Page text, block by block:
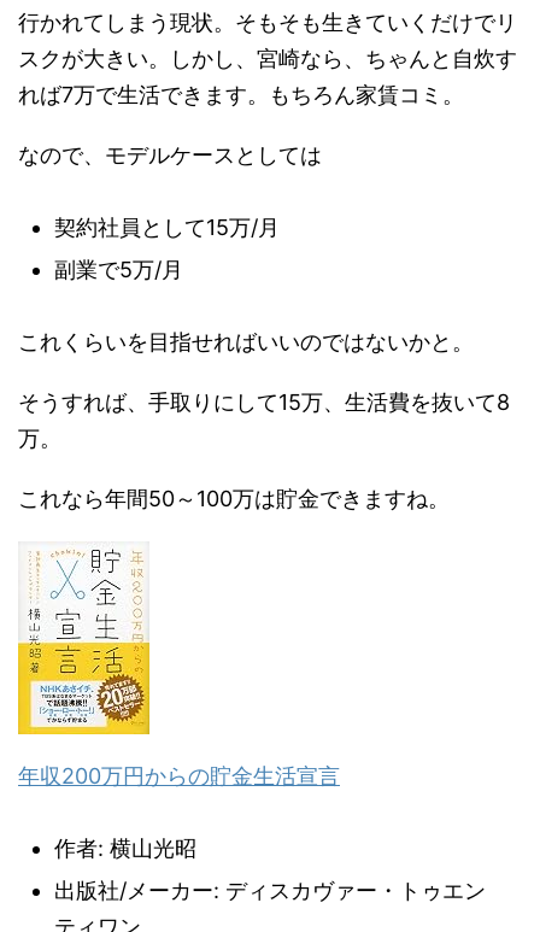
行かれてしまう現状。そもそも生きていくだけでリ
スクが大きい。しかし、宮崎なら、ちゃんと自炊す
れば7万で生活できます。もちろん家賃コミ。
なので、モデルケースとしては
契約社員として15万/月
副業で5万/月
これくらいを目指せればいいのではないかと。
そうすれば、手取りにして15万、生活費を抜いて8
万。
これなら年間50～100万は貯金できますね。
年収200万円からの貯金生活宣言
作者: 横山光昭
出版社/メーカー: ディスカヴァー・トゥエン
ティワン